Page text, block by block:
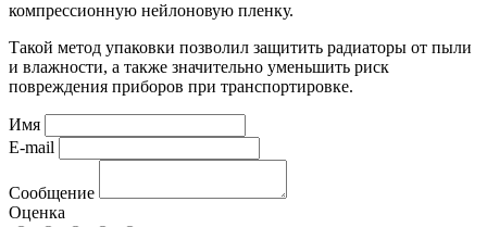
компрессионную нейлоновую пленку.
Такой метод упаковки позволил защитить радиаторы от пыли
и влажности, а также значительно уменьшить риск
повреждения приборов при транспортировке.
Имя
E-mail
Сообщение
Оценка